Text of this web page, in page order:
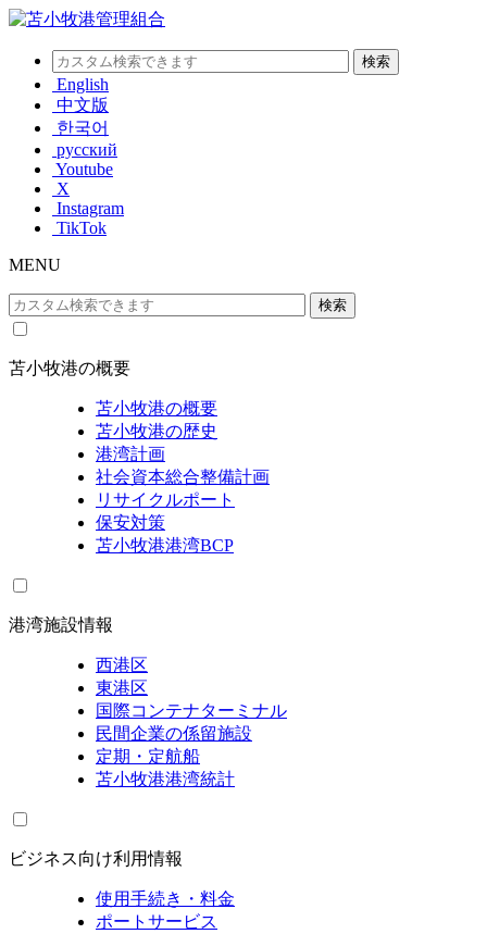
English
中文版
한국어
русский
Youtube
X
Instagram
TikTok
MENU
苫小牧港の概要
苫小牧港の概要
苫小牧港の歴史
港湾計画
社会資本総合整備計画
リサイクルポート
保安対策
苫小牧港港湾BCP
港湾施設情報
西港区
東港区
国際コンテナターミナル
民間企業の係留施設
定期・定航船
苫小牧港港湾統計
ビジネス向け利用情報
使用手続き・料金
ポートサービス